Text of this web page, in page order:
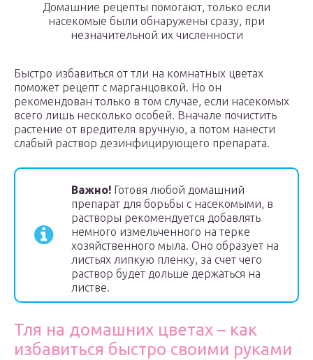
Домашние рецепты помогают, только если
насекомые были обнаружены сразу, при
незначительной их численности
Быстро избавиться от тли на комнатных цветах
поможет рецепт с марганцовкой. Но он
рекомендован только в том случае, если насекомых
всего лишь несколько особей. Вначале почистить
растение от вредителя вручную, а потом нанести
слабый раствор дезинфицирующего препарата.
Важно! Готовя любой домашний
препарат для борьбы с насекомыми, в
растворы рекомендуется добавлять
немного измельченного на терке
хозяйственного мыла. Оно образует на
листьях липкую пленку, за счет чего
раствор будет дольше держаться на
листве.
Тля на домашних цветах – как
избавиться быстро своими руками